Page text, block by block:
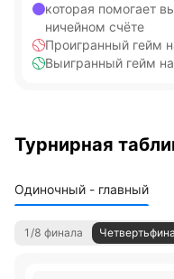
которая помогает
ничейном счёте
Проигранный гейм
Выигранный гейм
Турнирная
Одиночный - главный
1/8 финала